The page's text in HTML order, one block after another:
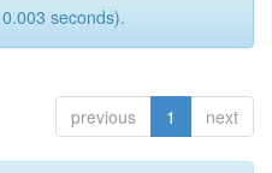
seconds).
previous 1 next